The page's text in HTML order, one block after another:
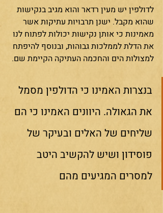
לדולפין יש מעין רדאר והוא מגיב בנקישות
שהוא מקבל. ישנן תרבויות עתיקות אשר
מאמינות כי אותן נקישות יכולות לפתוח לנו
את הדלת לממלכות גבוהות, ובנוסף להיפתח
למצולות הים והחכמה העתיקה הקיימת שם.
בנצרות האמינו כי הדולפין מסמל
את הגאולה. היוונים האמינו כי הם
שליחים של האלים ובעיקר של
פוסידון ושיש להקשיב היטב
למסרים המגיעים מהם